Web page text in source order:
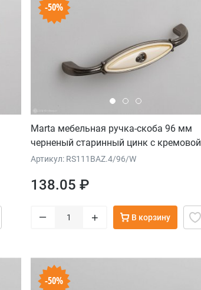
-50%
Marta мебельная ручка-скоба 96 мм
черненый старинный цинк с кремовой
керамической вставкой
Артикул: RS111BAZ.4/96/W
138.05 ₽
– + В корзину
-50%